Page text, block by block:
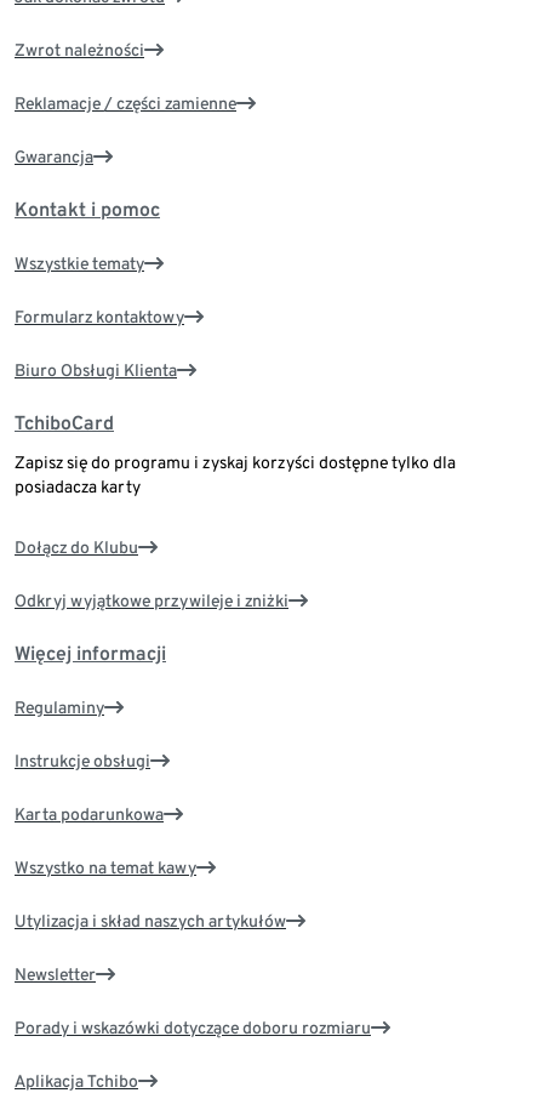
Zwrot należności
Reklamacje / części zamienne
Gwarancja
Kontakt i pomoc
Wszystkie tematy
Formularz kontaktowy
Biuro Obsługi Klienta
TchiboCard
Zapisz się do programu i zyskaj korzyści dostępne tylko dla
posiadacza karty
Dołącz do Klubu
Odkryj wyjątkowe przywileje i zniżki
Więcej informacji
Regulaminy
Instrukcje obsługi
Karta podarunkowa
Wszystko na temat kawy
Utylizacja i skład naszych artykułów
Newsletter
Porady i wskazówki dotyczące doboru rozmiaru
Aplikacja Tchibo